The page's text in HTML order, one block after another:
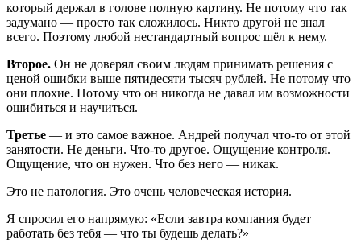
который держал в голове полную картину. Не потому что так
задумано — просто так сложилось. Никто другой не знал
всего. Поэтому любой нестандартный вопрос шёл к нему.
Второе. Он не доверял своим людям принимать решения с
ценой ошибки выше пятидесяти тысяч рублей. Не потому что
они плохие. Потому что он никогда не давал им возможности
ошибиться и научиться.
Третье — и это самое важное. Андрей получал что-то от этой
занятости. Не деньги. Что-то другое. Ощущение контроля.
Ощущение, что он нужен. Что без него — никак.
Это не патология. Это очень человеческая история.
Я спросил его напрямую: «Если завтра компания будет
работать без тебя — что ты будешь делать?»